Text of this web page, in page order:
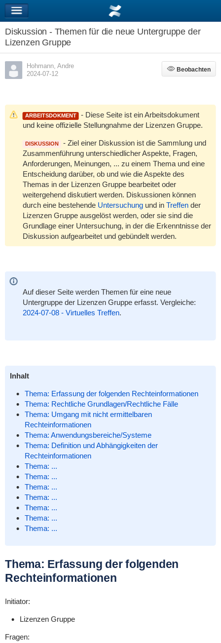
Diskussion - Themen für die neue Untergruppe der
Lizenzen Gruppe
Hohmann, Andre
2024-07-12
Beobachten
Beobachten
ARBEITSDOKMENT - Diese Seite ist ein Arbeitsdokument
und keine offizielle Stellungnahme der Lizenzen Gruppe.
DISKUSSION
- Ziel einer Diskussion ist die Sammlung und
Zusammenführung unterschiedlicher Aspekte, Fragen,
Anforderungen, Meinungen, ... zu einem Thema und eine
Entscheidung darüber, ob und wie die Aspekte des
Themas in der Lizenzen Gruppe bearbeitet oder
weitergehend diskutiert werden. Diskussionen können
durch eine bestehende Untersuchungund in Treffender
Lizenzen Gruppe ausgelöst werden, oder sie sind die
Grundlage einer Untersuchung, in der die Erkenntnisse der
Diskussion aufgearbeitet und gebündelt werden.
Auf dieser Seite werden Themen für eine neue
Untergruppe der Lizenzen Gruppe erfasst. Vergleiche:
2024-07-08 - Virtuelles Treffen.
Inhalt
Thema: Erfassung der folgenden Rechteinformationen
Thema: Rechtliche Grundlagen/Rechtliche Fälle
Thema: Umgang mit nicht ermittelbaren
Rechteinformationen
Thema: Anwendungsbereiche/Systeme
Thema: Definition und Abhängigkeiten der
Rechteinformationen
Thema: ...
Thema: ...
Thema: ...
Thema: ...
Thema: ...
Thema: ...
Thema: ...
Thema: Erfassung der folgenden
Rechteinformationen
Initiator:
Lizenzen Gruppe
Fragen: